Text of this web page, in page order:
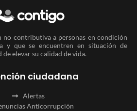
no contributiva a personas en condición
y que se encuentren en situación de
elevar su calidad de vida.
ciudadana
Alertas
Anticorrupción